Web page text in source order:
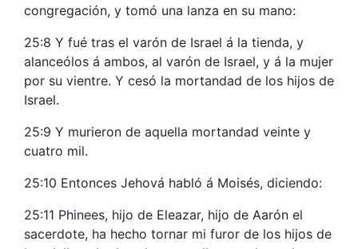
congregación, y tomó una lanza en su mano:
25:8 Y fué tras el varón de Israel á la tienda, y
alanceólos á ambos, al varón de Israel, y á la mujer
por su vientre. Y cesó la mortandad de los hijos de
Israel.
25:9 Y murieron de aquella mortandad veinte y
cuatro mil.
25:10 Entonces Jehová habló á Moisés, diciendo:
25:11 Phinees, hijo de Eleazar, hijo de Aarón el
sacerdote, ha hecho tornar mi furor de los hijos de